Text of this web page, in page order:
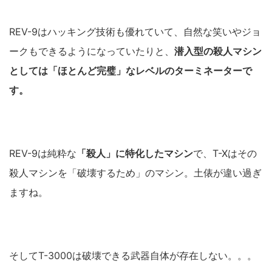
REV-9はハッキング技術も優れていて、自然な笑いやジョ
ークもできるようになっていたりと、 潜入型の殺人マシン
としては「ほとんど完璧」なレベルのターミネーターで
す。
REV-9は純粋な 「殺人」に特化したマシンで、T-Xはその
殺人マシンを「破壊するため」のマシン。土俵が違い過ぎ
ますね。
そしてT-3000は破壊できる武器自体が存在しない。。。